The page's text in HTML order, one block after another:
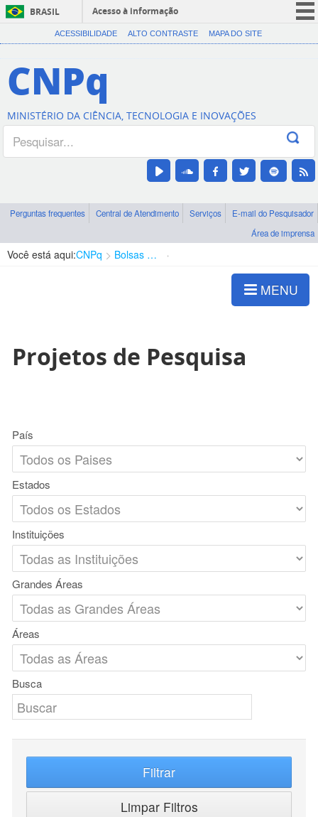
BRASIL
Acesso à informação
CORONAVÍRUS (COVID-19)
Canais
ACESSIBILIDADE ALTO CONTRASTE MAPA DO SITE
CNPq
MINISTÉRIO DA CIÊNCIA, TECNOLOGIA E INOVAÇÕES
Perguntas frequentes Central de Atendimento Serviços
E-mail do Pesquisador
Área de imprensa
Você está aqui:CNPq Bolsas e Auxílios Vigentes
MENU
Projetos de Pesquisa
País
Estados
Instituições
Grandes Áreas
Áreas
Busca
Filtrar
Limpar Filtros